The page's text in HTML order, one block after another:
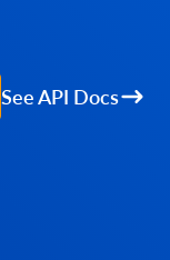
See API Docs